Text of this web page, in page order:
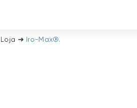
Loja ➜ Iro-Max®.